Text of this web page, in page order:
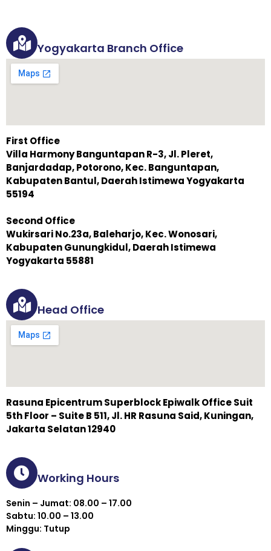
Yogyakarta Branch Office
First Office
Villa Harmony Banguntapan R-3, Jl. Pleret,
Banjardadap, Potorono, Kec. Banguntapan,
Kabupaten Bantul, Daerah Istimewa Yogyakarta
55194
Second Office
Wukirsari No.23a, Baleharjo, Kec. Wonosari,
Kabupaten Gunungkidul, Daerah Istimewa
Yogyakarta 55881
Head Office
Rasuna Epicentrum Superblock Epiwalk Office Suit
5th Floor – Suite B 511, Jl. HR Rasuna Said, Kuningan,
Jakarta Selatan 12940
Working Hours
Senin – Jumat: 08.00 – 17.00
Sabtu: 10.00 – 13.00
Minggu: Tutup